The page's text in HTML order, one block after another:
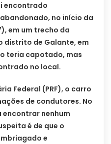
encontrado
no início da
em um trecho da
distrito de Galante, em
teria capotado, mas
no local.
Federal (PRF), o carro
de condutores. No
encontrar nenhum
é de que o
e